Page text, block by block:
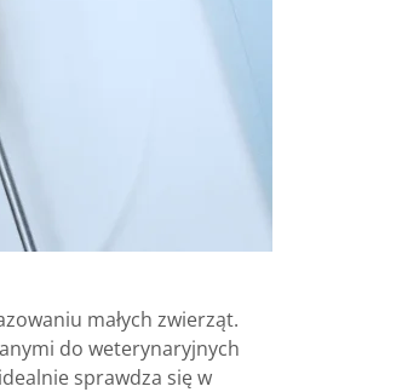
małych zwierząt.
do weterynaryjnych
idealnie sprawdza się w